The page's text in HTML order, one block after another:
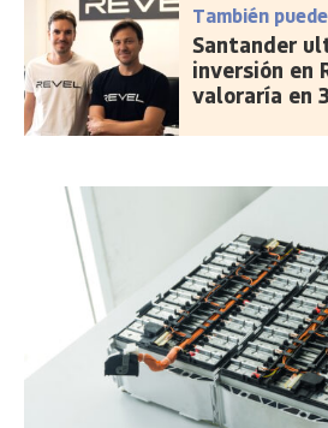
También
Santander
inversión en
valoraría en